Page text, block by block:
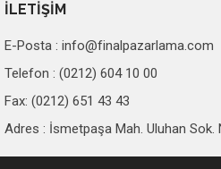
İLETİŞİM
E-Posta : info@finalpazarlama.com
Telefon : (0212) 604 10 00
Fax: (0212) 651 43 43
Adres : İsmetpaşa Mah. Uluhan Sok.